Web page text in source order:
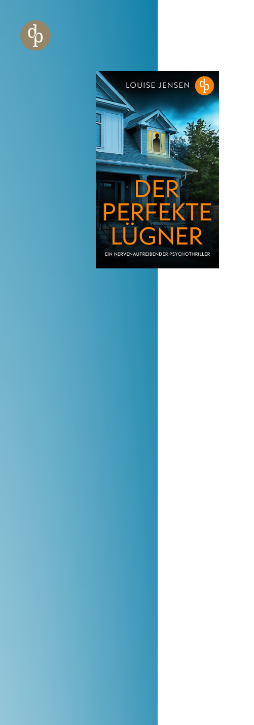
Zur Navigation springen
Zur Website-Suche springen